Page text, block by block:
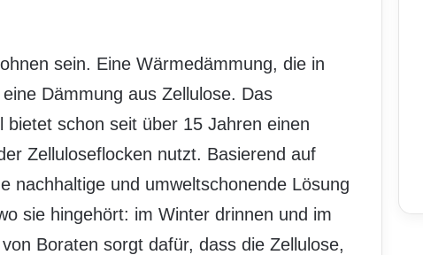
sein. Eine Wärmedämmung, die in
Dämmung aus Zellulose. Das
schon seit über 15 Jahren einen
Zelluloseflocken nutzt. Basierend auf
nachhaltige und umweltschonende Lösung
sie hingehört: im Winter drinnen und im
Boraten sorgt dafür, dass die Zellulose,